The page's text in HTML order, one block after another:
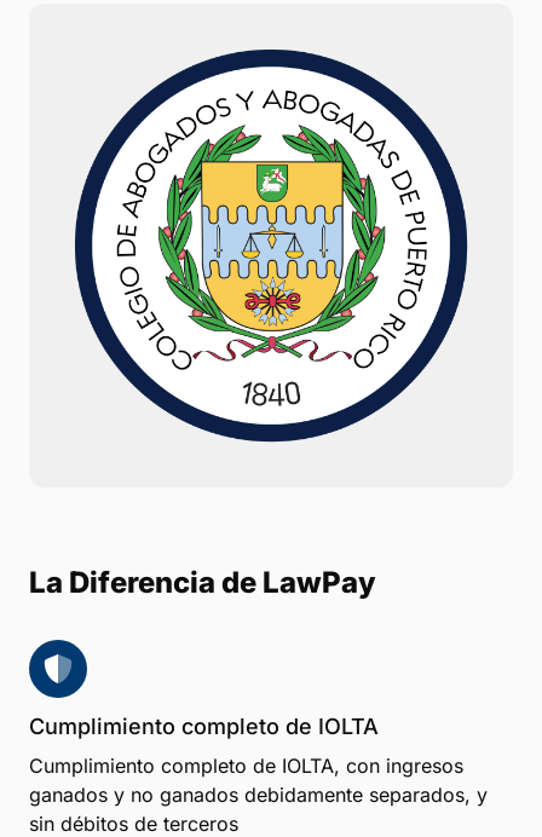
La Diferencia de LawPay
Cumplimiento completo de IOLTA
Cumplimiento completo de IOLTA, con ingresos
ganados y no ganados debidamente separados, y
sin débitos de terceros